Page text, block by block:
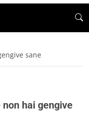
sane
hai gengive